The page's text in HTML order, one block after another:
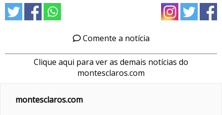
Comente a notícia
Clique aqui para ver as demais notícias do
montesclaros.com
montesclaros.com